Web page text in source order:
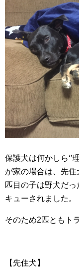
保護犬は何かしら‘’
が家の場合は、先
匹目の子は野犬だ
キューされました。
そのため2匹ともト
【先住犬】